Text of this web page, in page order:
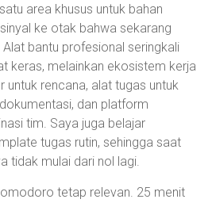
area khusus untuk bahan
ke otak bahwa sekarang
bantu profesional seringkali
keras, melainkan ekosistem kerja
untuk rencana, alat tugas untuk
dan platform
tim. Saya juga belajar
tugas rutin, sehingga saat
tidak mulai dari nol lagi.
tetap relevan. 25 menit